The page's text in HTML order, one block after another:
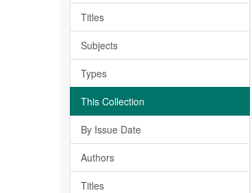
Titles
Subjects
Types
This Collection
By Issue Date
Authors
Titles